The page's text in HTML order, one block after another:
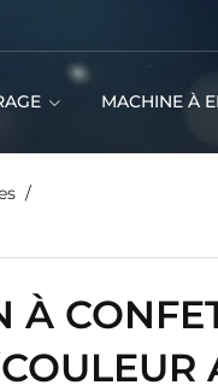
MACHINE À
À